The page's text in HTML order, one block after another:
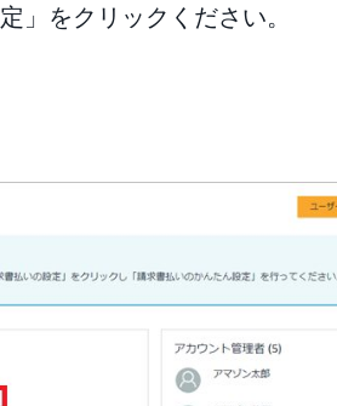
」をクリックください。